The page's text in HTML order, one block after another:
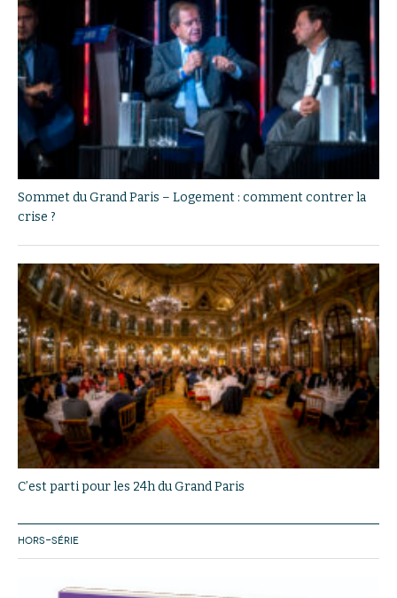
Sommet du Grand Paris – Logement : comment contrer la
crise ?
C’est parti pour les 24h du Grand Paris
HORS-SÉRIE